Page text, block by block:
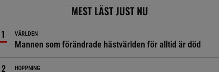
MEST LÄST JUST NU
VÄRLDEN
Mannen som förändrade hästvärlden för alltid är död
HOPPNING